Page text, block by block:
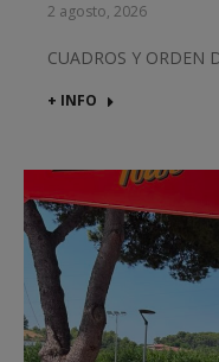
2 agosto, 2026
CUADROS Y ORDEN
+ INFO